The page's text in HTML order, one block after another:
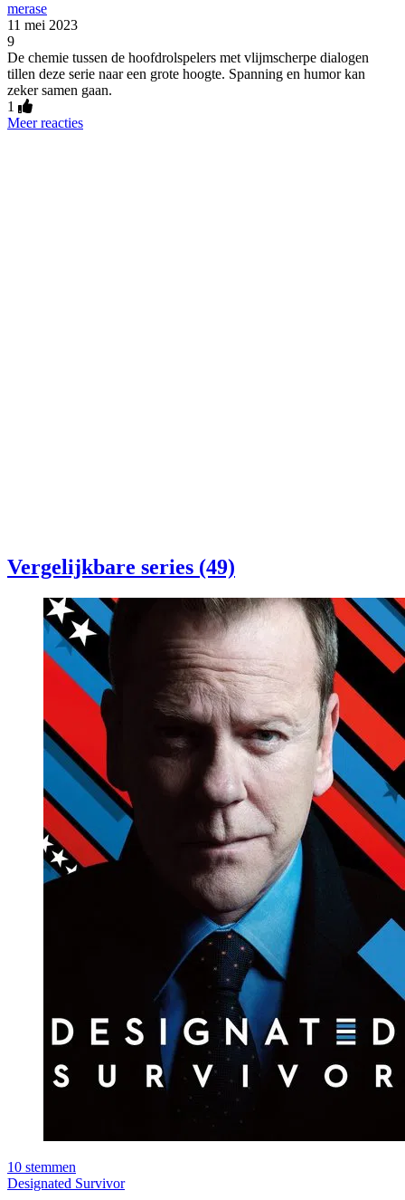
merase
11 mei 2023
9
De chemie tussen de hoofdrolspelers met vlijmscherpe dialogen
tillen deze serie naar een grote hoogte. Spanning en humor kan
zeker samen gaan.
1
Meer reacties
Vergelijkbare series (49)
10 stemmen
Designated Survivor